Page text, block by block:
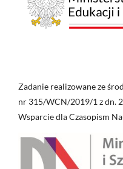
Zadanie realizowane ze
nr 315/WCN/2019/1 z dn.
Wsparcie dla Czasopism